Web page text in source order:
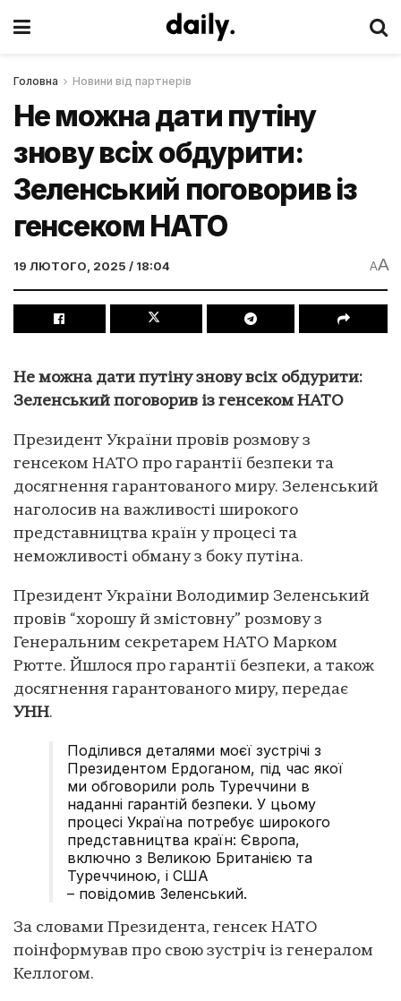
Головна Новини від партнерів
Не можна дати путіну
знову всіх обдурити:
Зеленський поговорив із
генсеком НАТО
19 ЛЮТОГО, 2025 / 18:04 AA
Не можна дати путіну знову всіх обдурити:
Зеленський поговорив із генсеком НАТО
Президент України провів розмову з
генсеком НАТО про гарантії безпеки та
досягнення гарантованого миру. Зеленський
наголосив на важливості широкого
представництва країн у процесі та
неможливості обману з боку путіна.
Президент України Володимир Зеленський
провів “хорошу й змістовну” розмову з
Генеральним секретарем НАТО Марком
Рютте. Йшлося про гарантії безпеки, а також
досягнення гарантованого миру, передає
УНН.
Поділився деталями моєї зустрічі з
Президентом Ердоганом, під час якої
ми обговорили роль Туреччини в
наданні гарантій безпеки. У цьому
процесі Україна потребує широкого
представництва країн: Європа,
включно з Великою Британією та
Туреччиною, і США
– повідомив Зеленський.
За словами Президента, генсек НАТО
поінформував про свою зустріч із генералом
Келлогом.